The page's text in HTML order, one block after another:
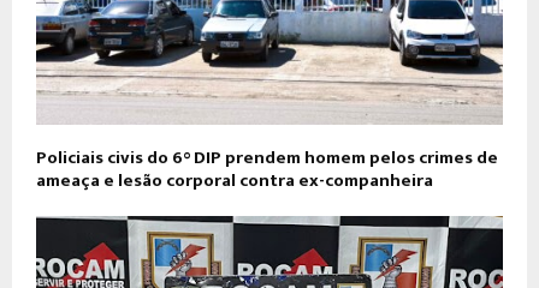
Policiais civis do 6° DIP prendem homem pelos crimes de
ameaça e lesão corporal contra ex-companheira